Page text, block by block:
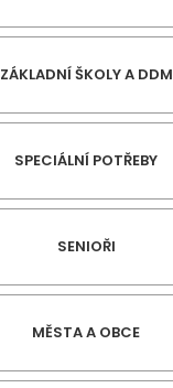
ZÁKLADNÍ ŠKOLY A DDM
SPECIÁLNÍ POTŘEBY
SENIOŘI
MĚSTA A OBCE